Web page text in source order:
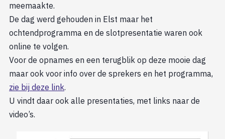
meemaakte.
De dag werd gehouden in Elst maar het
ochtendprogramma en de slotpresentatie waren ook
online te volgen.
Voor de opnames en een terugblik op deze mooie dag
maar ook voor info over de sprekers en het programma,
zie bij deze link.
U vindt daar ook alle presentaties, met links naar de
video’s.